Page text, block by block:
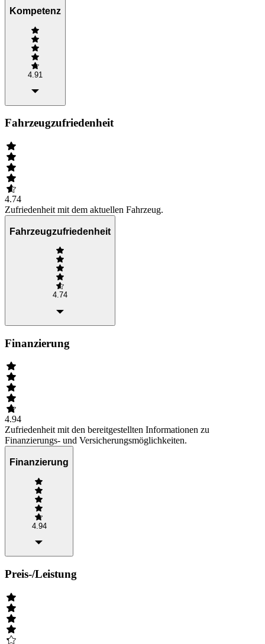
Kompetenz
4.91
Fahrzeugzufriedenheit
4.74
Zufriedenheit mit dem aktuellen Fahrzeug.
Fahrzeugzufriedenheit
4.74
Finanzierung
4.94
Zufriedenheit mit den bereitgestellten Informationen zu
Finanzierungs- und Versicherungsmöglichkeiten.
Finanzierung
4.94
Preis-/Leistung